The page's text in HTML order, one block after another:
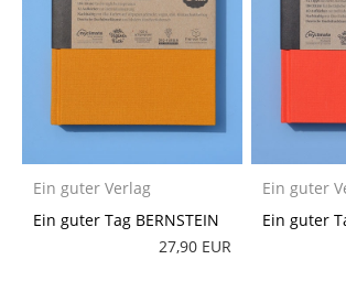
Ein guter Verlag
Ein guter Tag BERNSTEIN
27,90 EUR
Ein guter
Ein guter